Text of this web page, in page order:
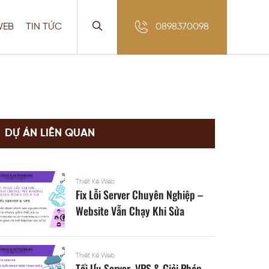
TIN TỨC 0898370098
DỰ ÁN LIÊN QUAN
Thiết Kế Web
Fix Lỗi Server Chuyên Nghiệp –
Website Vẫn Chạy Khi Sửa
Thiết Kế Web